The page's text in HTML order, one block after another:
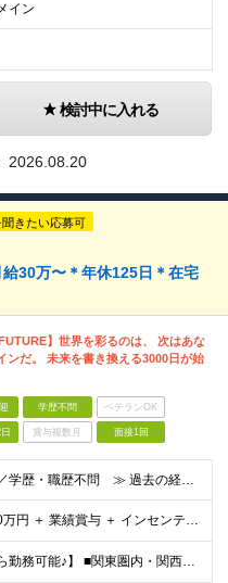
イン
検討中に入れる
2026.08.20
聞きたい応募可
30万〜＊年休125⽇＊在宅
FUTURE】世界を彩るのは、 次はあな
ンだ。 未来を書き換える3000⽇が始
学歴不問 ベテランOK
賞与複数月 面接1回
≪ 未経験歓迎／学歴・職歴不問 ≫ 過去の経歴は一切不問。 「いままで」よりも「これから」を 重視した採用を行っています！ ▼▼こんな想いがある方大歓迎▼▼ ・WEBデザインに興味がある ・自由な環
⽉給:30万円〜50万円 ＋ 業績賞与 ＋ インセンティブ賞与 経験者：35万円～ ※経験・スキルを考慮の上、決定します。 ※経験者は別途優遇！ ★試用期間6ヶ月（期間中は月給21万円～）
【好きな場所から勤務可能♪】 ■関東圏内・関西圏内 または⾸都圏近郊のプロジェクト先 ★リモートワーク実施中（プロジェクトによりフルリモートもあり） ★転居を伴う転勤なし ★配属先は希望を最⼤限考慮